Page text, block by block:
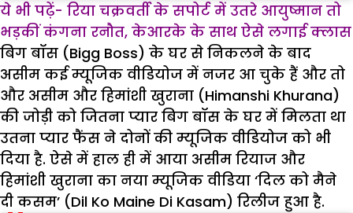
ये भी पढ़ें- रिया चक्रवर्ती के सपोर्ट में उतरे आयुष्मान तो
भड़कीं कंगना रनौत, केआरके के साथ ऐसे लगाई क्लास
बिग बॉस (Bigg Boss) के घर से निकलने के बाद
असीम कई म्यूजिक वीडियोज में नजर आ चुके हैं और तो
और असीम और हिमांशी खुराना (Himanshi Khurana)
की जोड़ी को जितना प्यार बिग बॉस के घर में मिलता था
उतना प्यार फैंस ने दोनों की म्यूजिक वीडियोज को भी
दिया है. ऐसे में हाल ही में आया असीम रियाज और
हिमांशी खुराना का नया म्यूजिक वीडिया ‘दिल को मैने
दी कसम’ (Dil Ko Maine Di Kasam) रिलीज हुआ है.